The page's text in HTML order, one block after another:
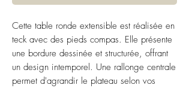
Cette table ronde extensible est réalisée en
teck avec des pieds compas. Elle présente
une bordure dessinée et structurée, offrant
un design intemporel. Une rallonge centrale
permet d'agrandir le plateau selon vos